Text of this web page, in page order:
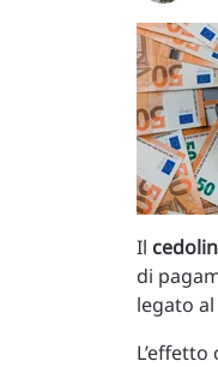
Il
di
legato